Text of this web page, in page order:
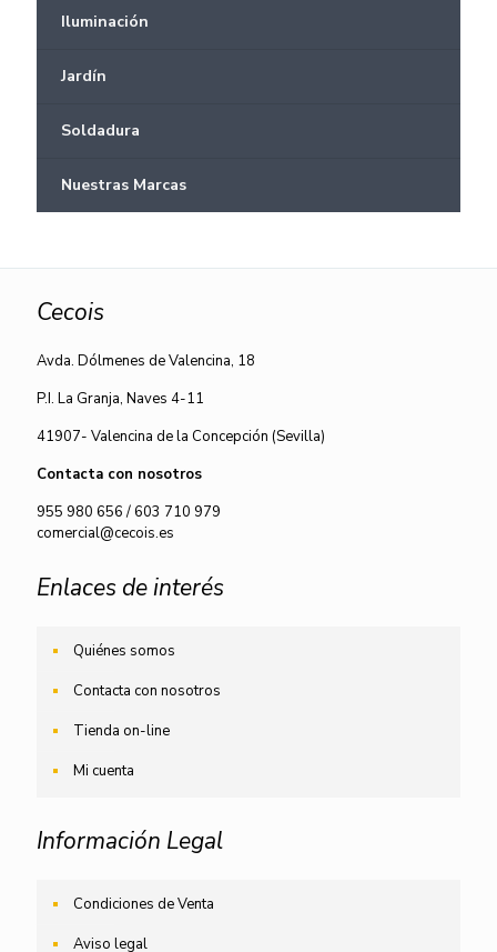
Iluminación
Jardín
Soldadura
Nuestras Marcas
Cecois
Avda. Dólmenes de Valencina, 18
P.I. La Granja, Naves 4-11
41907- Valencina de la Concepción (Sevilla)
Contacta con nosotros
955 980 656/603 710 979
comercial@cecois.es
Enlaces de interés
Quiénes somos
Contacta con nosotros
Tienda on-line
Mi cuenta
Información Legal
Condiciones de Venta
Aviso legal